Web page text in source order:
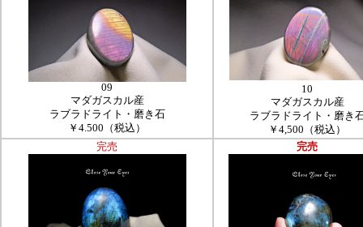
09
マダガスカル産
ラブラドライト・磨き石
￥4.500（税込）
10
マダガスカル産
ラブラドライト・磨き
￥4,500（税込）
完売
完売